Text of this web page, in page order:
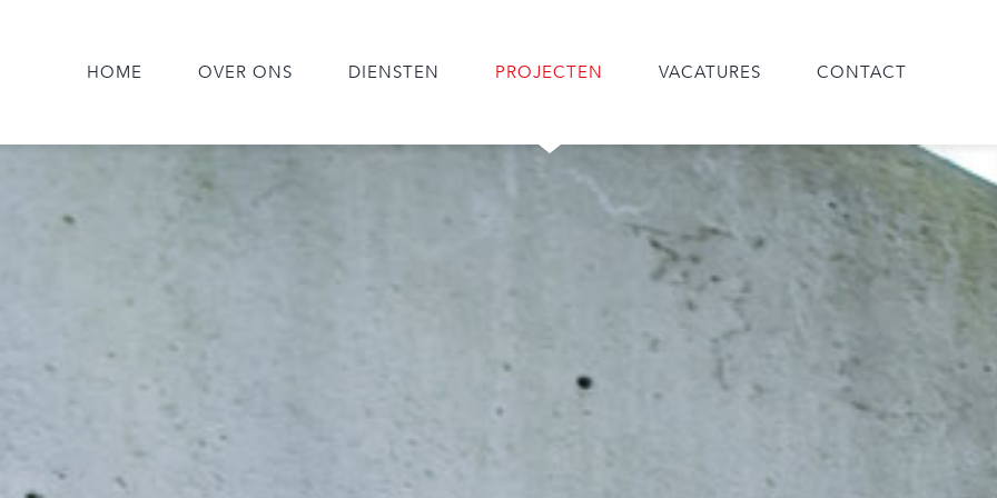
HOME OVER ONS DIENSTEN PROJECTEN VACATURES CONTACT